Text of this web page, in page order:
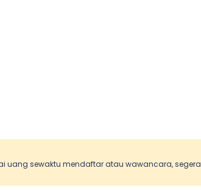
uang sewaktu mendaftar atau wawancara, segera